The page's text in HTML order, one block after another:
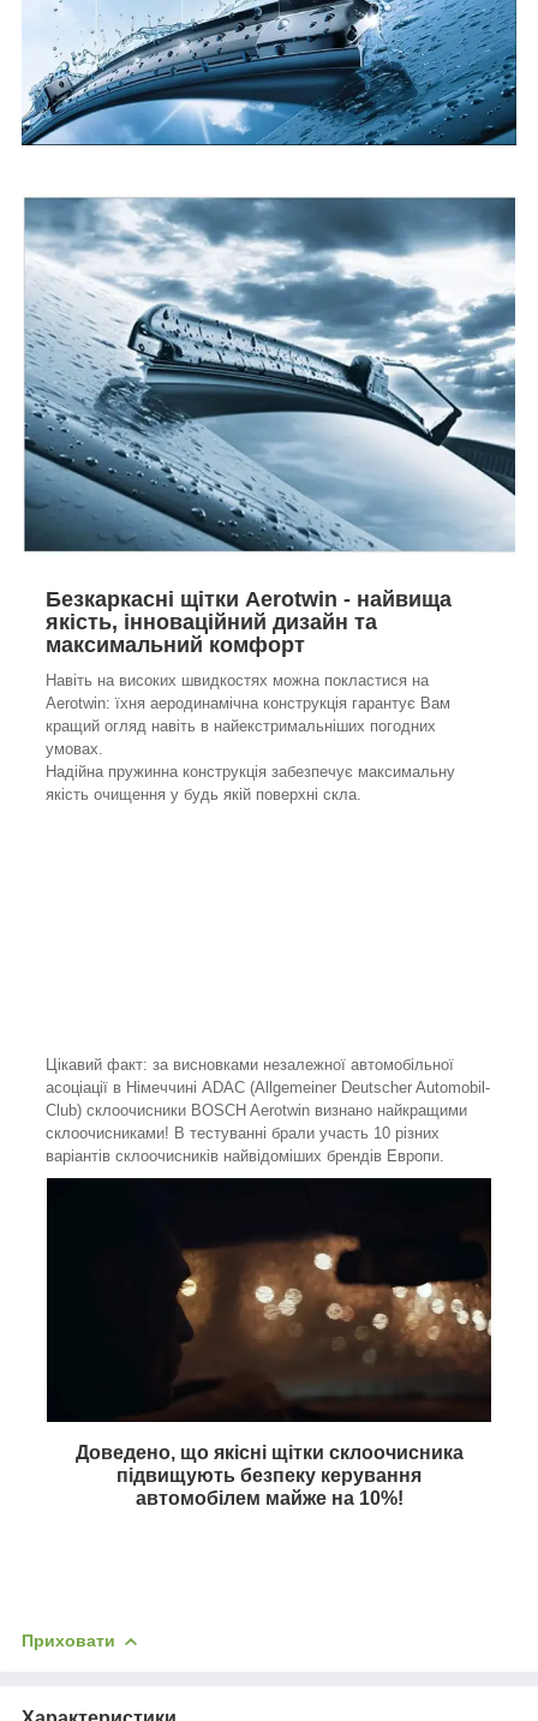
Безкаркасні щітки Aerotwin - найвища
якість, інноваційний дизайн та
максимальний комфорт
Навіть на високих швидкостях можна покластися на
Aerotwin: їхня аеродинамічна конструкція гарантує Вам
кращий огляд навіть в найекстримальніших погодних
умовах.
Надійна пружинна конструкція забезпечує максимальну
якість очищення у будь якій поверхні скла.
Цікавий факт: за висновками незалежної автомобільної
асоціації в Німеччині ADAC (Allgemeiner Deutscher Automobil-
Club) склоочисники BOSCH Aerotwin визнано найкращими
склоочисниками! В тестуванні брали участь 10 різних
варіантів склоочисників найвідоміших брендів Европи.
Доведено, що якісні щітки склоочисника
підвищують безпеку керування
автомобілем майже на 10%!
Приховати